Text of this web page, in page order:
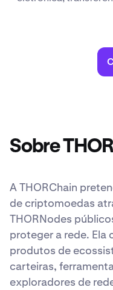
Sobre
A THORChain
de criptomoedas
THORNodes
proteger a rede. Ela
produtos de
carteiras,
exploradores de